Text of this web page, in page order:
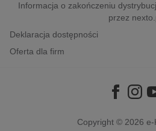
Informacja o zakończeniu
przez
Deklaracja dostępności
Oferta dla firm
Copyright © 2026 e-